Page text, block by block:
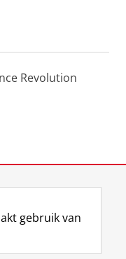
Revolution
17:34
R I Y
gebruik van